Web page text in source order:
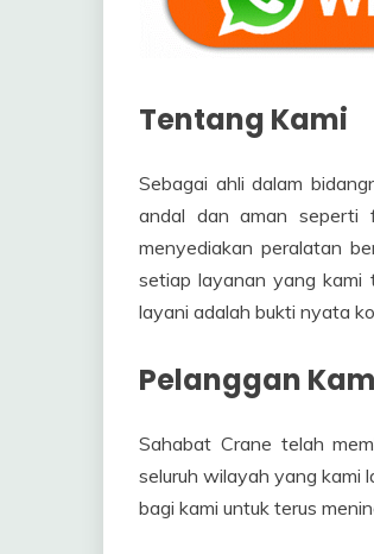
Tentang Kami
Sebagai ahli dalam
andal dan aman seperti
menyediakan peralatan
setiap layanan yang kami
layani adalah bukti nyata
Pelanggan
Sahabat Crane telah
seluruh wilayah yang kami
bagi kami untuk terus